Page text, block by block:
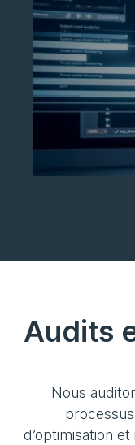
24/7 de
neutralisez
et confiez la
nos experts
managé.
Audits
Nous
d’optimisation